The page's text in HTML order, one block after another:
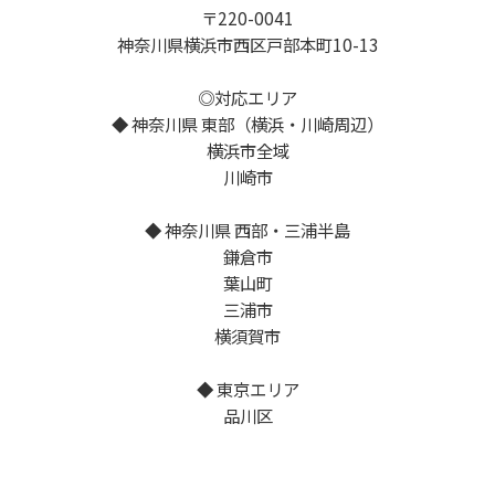
〒220-0041
神奈川県横浜市西区戸部本町10-13
◎対応エリア
◆ 神奈川県 東部（横浜・川崎周辺）
横浜市全域
川崎市
◆ 神奈川県 西部・三浦半島
鎌倉市
葉山町
三浦市
横須賀市
◆ 東京エリア
品川区